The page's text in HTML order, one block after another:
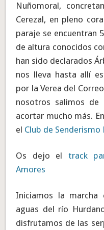
Nuñomoral,
Cerezal, en pleno
paraje se encuentran
de altura conocidos
han sido declarados
nos lleva hasta allí
por la Verea del
nosotros salimos de
acortar mucho más.
el Club de Senderismo
Os dejo el track
Amores
Iniciamos la
aguas del río
disfrutamos de las